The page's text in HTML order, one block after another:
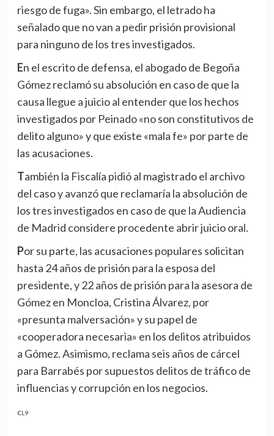
riesgo de fuga». Sin embargo, el letrado ha
señalado que no van a pedir prisión provisional
para ninguno de los tres investigados.
En el escrito de defensa, el abogado de Begoña
Gómez reclamó su absolución en caso de que la
causa llegue a juicio al entender que los hechos
investigados por Peinado «no son constitutivos de
delito alguno» y que existe «mala fe» por parte de
las acusaciones.
También la Fiscalía pidió al magistrado el archivo
del caso y avanzó que reclamaría la absolución de
los tres investigados en caso de que la Audiencia
de Madrid considere procedente abrir juicio oral.
Por su parte, las acusaciones populares solicitan
hasta 24 años de prisión para la esposa del
presidente, y 22 años de prisión para la asesora de
Gómez en Moncloa, Cristina Álvarez, por
«presunta malversación» y su papel de
«cooperadora necesaria» en los delitos atribuidos
a Gómez. Asimismo, reclama seis años de cárcel
para Barrabés por supuestos delitos de tráfico de
influencias y corrupción en los negocios.
CL9